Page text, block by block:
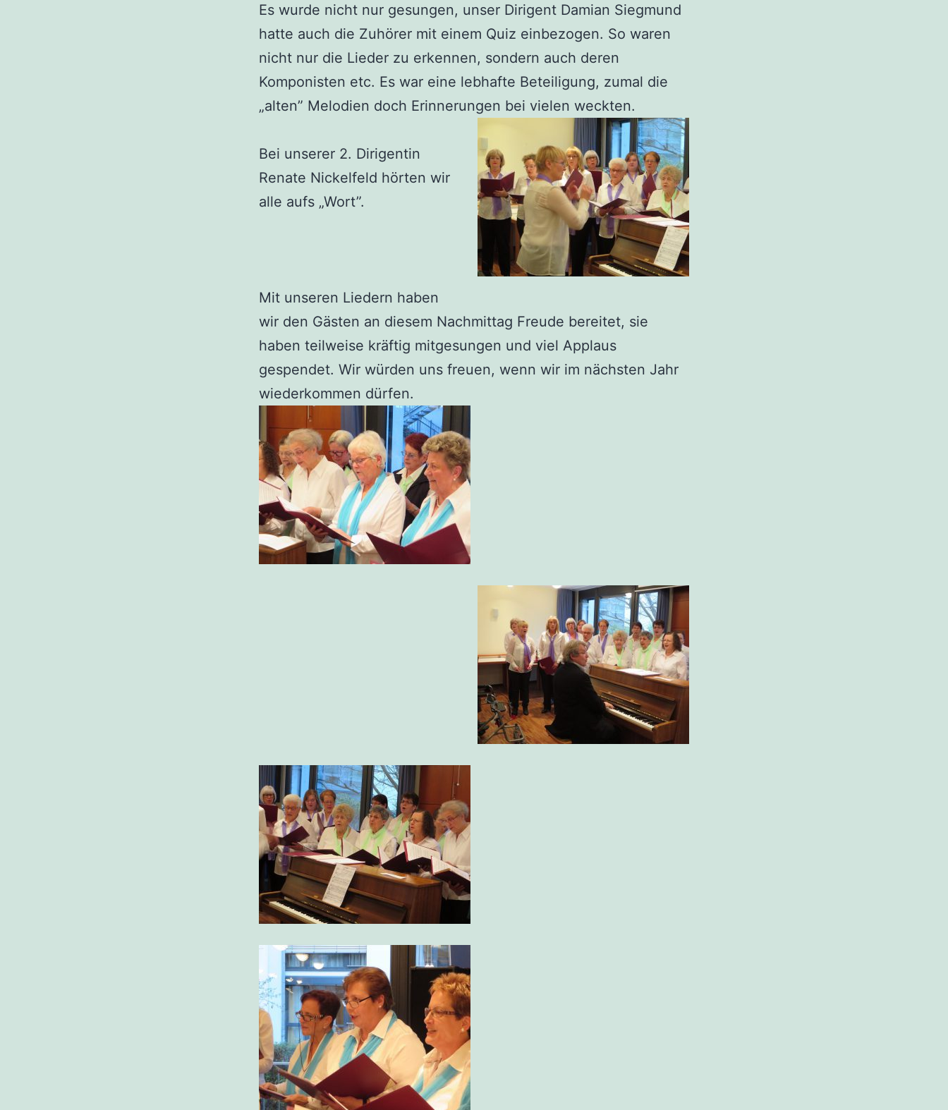
Es wurde nicht nur gesungen, unser Dirigent Damian Siegmund
hatte auch die Zuhörer mit einem Quiz einbezogen. So waren
nicht nur die Lieder zu erkennen, sondern auch deren
Komponisten etc. Es war eine lebhafte Beteiligung, zumal die
„alten” Melodien doch Erinnerungen bei vielen weckten.
Bei unserer 2. Dirigentin
Renate Nickelfeld hörten wir
alle aufs „Wort”.
Mit unseren Liedern haben
wir den Gästen an diesem Nachmittag Freude bereitet, sie
haben teilweise kräftig mitgesungen und viel Applaus
gespendet. Wir würden uns freuen, wenn wir im nächsten Jahr
wiederkommen dürfen.